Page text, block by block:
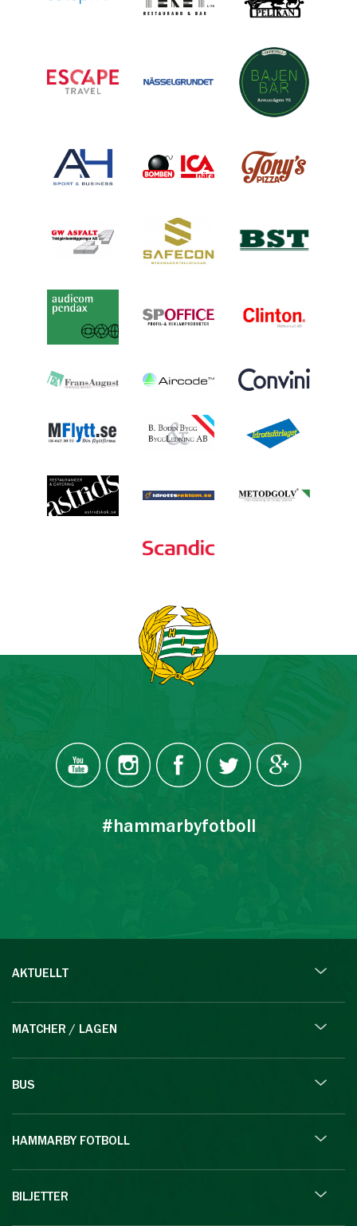
#hammarbyfotboll
AKTUELLT
MATCHER / LAGEN
BUS
HAMMARBY FOTBOLL
BILJETTER